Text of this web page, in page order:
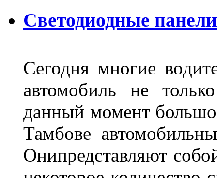
Светодиодные
Сегодня многие
автомобиль не
данный момент
Тамбове
Онипредставляют